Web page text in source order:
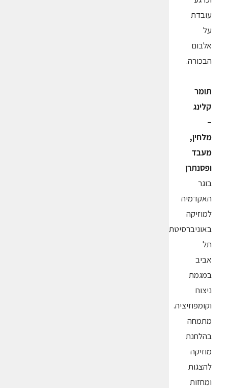
עובדת
על
אלבום
הבכורה.
תומר
קלינג
–
מלחין,
מעבד
ופסנתרן
בוגר
האקדמיה
למוזיקה
באוניברסיטת
תל
אביב
במגמת
ניצוח
וקומפוזיציה.
מתמחה
בהלחנת
מוזיקה
להצגות
ומחזות